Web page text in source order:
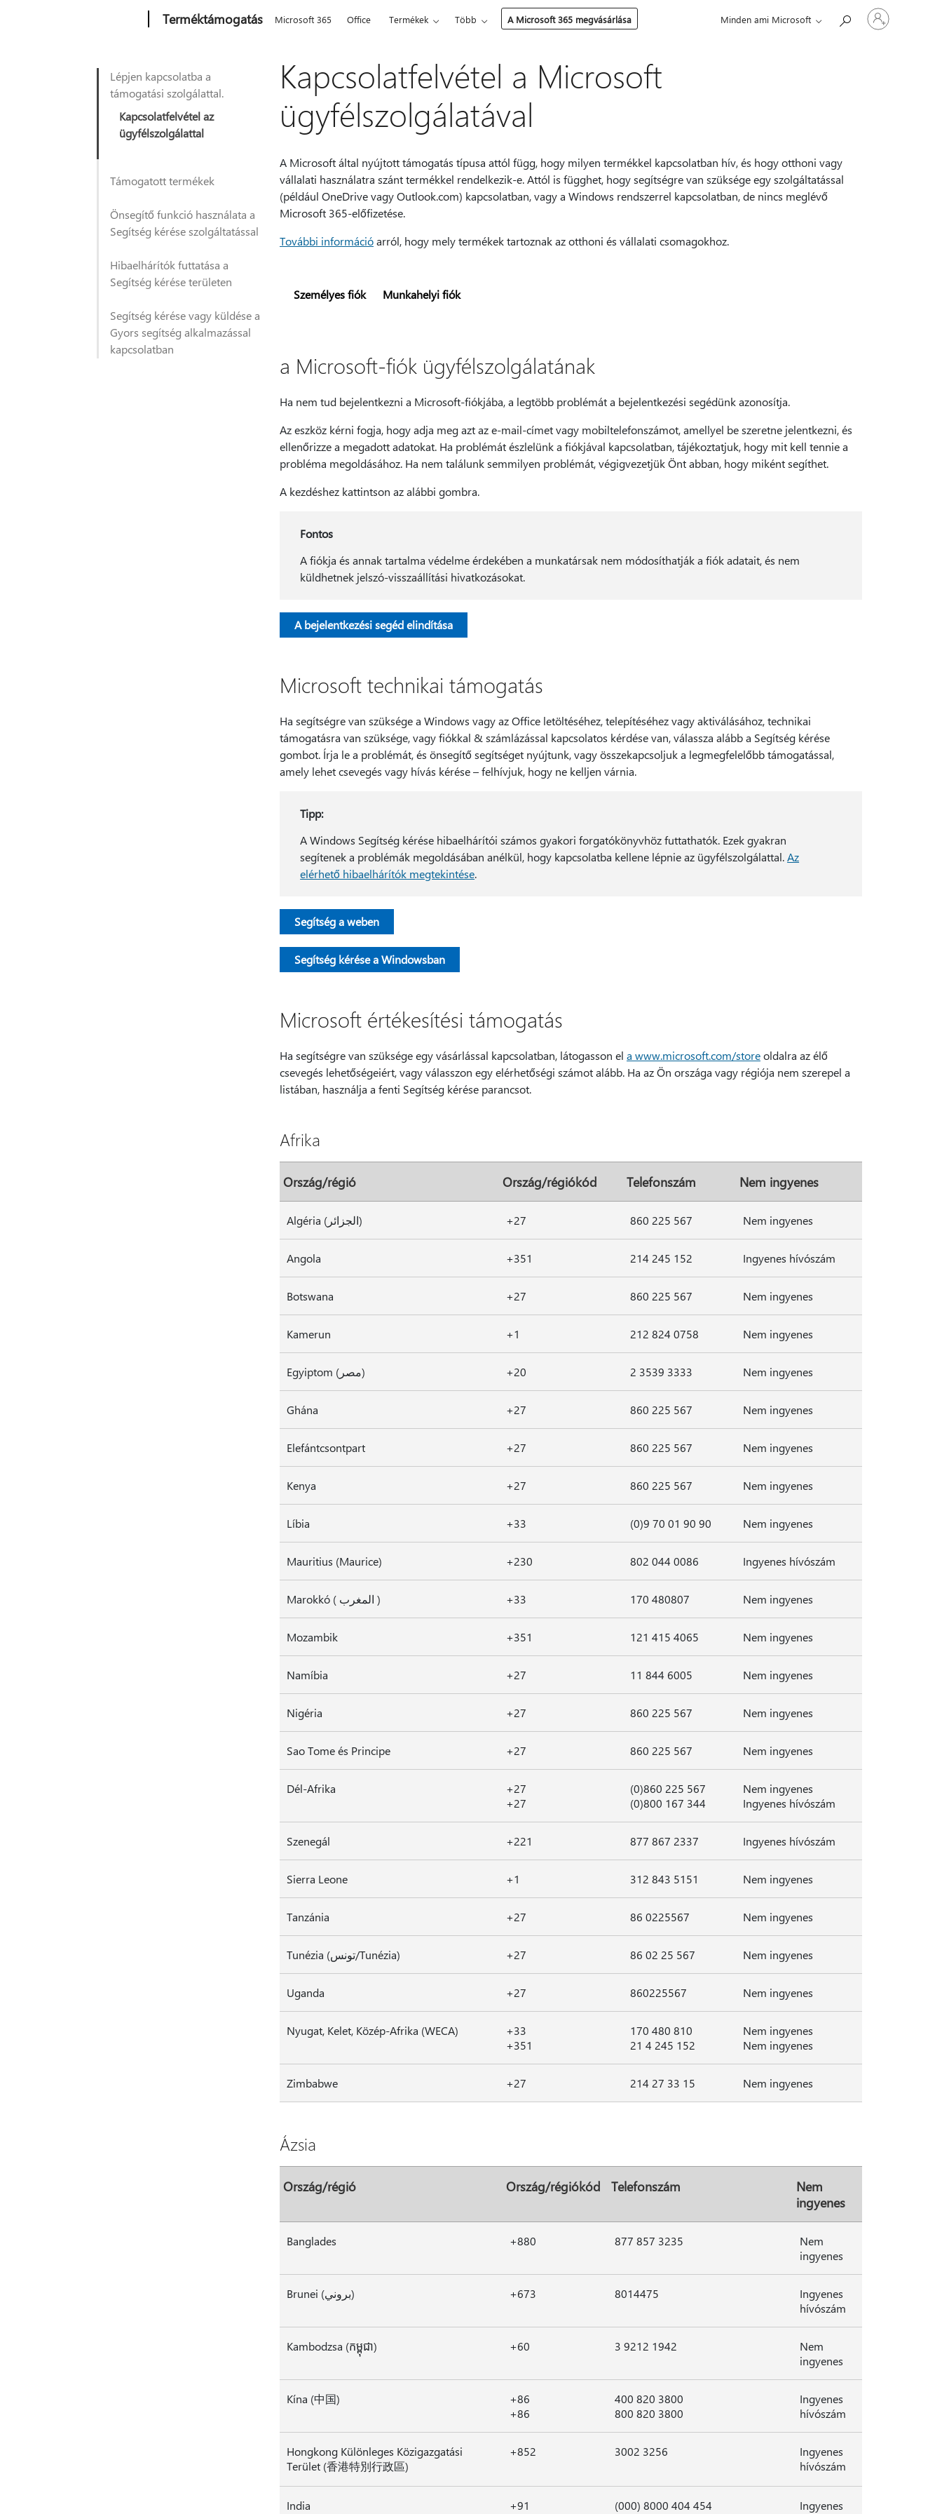
Terméktámogatás Microsoft 365 Office Termékek Több A Microsoft 365 megvásárlása Minden ami Microsoft
Jelentkezzen
be
Lépjen kapcsolatba a
támogatási szolgálattal.
Kapcsolatfelvétel az
ügyfélszolgálattal
Támogatott termékek
Önsegítő funkció használata a
Segítség kérése szolgáltatással
Hibaelhárítók futtatása a
Segítség kérése területen
Segítség kérése vagy küldése a
Gyors segítség alkalmazással
kapcsolatban
Kapcsolatfelvétel a Microsoft
ügyfélszolgálatával
A Microsoft által nyújtott támogatás típusa attól függ, hogy milyen termékkel kapcsolatban hív, és hogy otthoni vagy
vállalati használatra szánt termékkel rendelkezik-e. Attól is függhet, hogy segítségre van szüksége egy szolgáltatással
(például OneDrive vagy Outlook.com) kapcsolatban, vagy a Windows rendszerrel kapcsolatban, de nincs meglévő
Microsoft 365-előfizetése.
További információarról, hogy mely termékek tartoznak az otthoni és vállalati csomagokhoz.
Személyes fiók Munkahelyi fiók
a Microsoft-fiók ügyfélszolgálatának
Ha nem tud bejelentkezni a Microsoft-fiókjába, a legtöbb problémát a bejelentkezési segédünk azonosítja.
Az eszköz kérni fogja, hogy adja meg azt az e-mail-címet vagy mobiltelefonszámot, amellyel be szeretne jelentkezni, és
ellenőrizze a megadott adatokat. Ha problémát észlelünk a fiókjával kapcsolatban, tájékoztatjuk, hogy mit kell tennie a
probléma megoldásához. Ha nem találunk semmilyen problémát, végigvezetjük Önt abban, hogy miként segíthet.
A kezdéshez kattintson az alábbi gombra.
Fontos
A fiókja és annak tartalma védelme érdekében a munkatársak nem módosíthatják a fiók adatait, és nem
küldhetnek jelszó-visszaállítási hivatkozásokat.
A bejelentkezési segéd elindítása
Microsoft technikai támogatás
Ha segítségre van szüksége a Windows vagy az Office letöltéséhez, telepítéséhez vagy aktiválásához, technikai
támogatásra van szüksége, vagy fiókkal & számlázással kapcsolatos kérdése van, válassza alább a Segítség kérése
gombot. Írja le a problémát, és önsegítő segítséget nyújtunk, vagy összekapcsoljuk a legmegfelelőbb támogatással,
amely lehet csevegés vagy hívás kérése – felhívjuk, hogy ne kelljen várnia.
Tipp:
A Windows Segítség kérése hibaelhárítói számos gyakori forgatókönyvhöz futtathatók. Ezek gyakran
segítenek a problémák megoldásában anélkül, hogy kapcsolatba kellene lépnie az ügyfélszolgálattal.Az
elérhető hibaelhárítók megtekintése.
Segítség a weben
Segítség kérése a Windowsban
Microsoft értékesítési támogatás
Ha segítségre van szüksége egy vásárlással kapcsolatban, látogasson el a www.microsoft.com/storeoldalra az élő
csevegés lehetőségeiért, vagy válasszon egy elérhetőségi számot alább. Ha az Ön országa vagy régiója nem szerepel a
listában, használja a fenti Segítség kérése parancsot.
Afrika
Ország/régió Ország/régiókód Telefonszám Nem ingyenes
Algéria (الجزائر) +27 860 225 567 Nem ingyenes
Angola +351 214 245 152 Ingyenes hívószám
Botswana +27 860 225 567 Nem ingyenes
Kamerun +1 212 824 0758 Nem ingyenes
Egyiptom (مصر) +20 2 3539 3333 Nem ingyenes
Ghána +27 860 225 567 Nem ingyenes
Elefántcsontpart +27 860 225 567 Nem ingyenes
Kenya +27 860 225 567 Nem ingyenes
Líbia +33 (0)9 70 01 90 90 Nem ingyenes
Mauritius (Maurice) +230 802 044 0086 Ingyenes hívószám
Marokkó ( المغرب ) +33 170 480807 Nem ingyenes
Mozambik +351 121 415 4065 Nem ingyenes
Namíbia +27 11 844 6005 Nem ingyenes
Nigéria +27 860 225 567 Nem ingyenes
Sao Tome és Principe +27 860 225 567 Nem ingyenes
Dél-Afrika
+27
+27
(0)860 225 567
(0)800 167 344
Nem ingyenes
Ingyenes hívószám
Szenegál +221 877 867 2337 Ingyenes hívószám
Sierra Leone +1 312 843 5151 Nem ingyenes
Tanzánia +27 86 0225567 Nem ingyenes
Tunézia (تونس/Tunézia) +27 86 02 25 567 Nem ingyenes
Uganda +27 860225567 Nem ingyenes
Nyugat, Kelet, Közép-Afrika (WECA)
+33
+351
170 480 810
21 4 245 152
Nem ingyenes
Nem ingyenes
Zimbabwe +27 214 27 33 15 Nem ingyenes
Ázsia
Ország/régió Ország/régiókód Telefonszám
Nem
ingyenes
Banglades +880 877 857 3235
Nem
ingyenes
Brunei (بروني) +673 8014475
Ingyenes
hívószám
Kambodzsa (កម្ពុជា) +60 3 9212 1942
Nem
ingyenes
Kína (中国)
+86
+86
400 820 3800
800 820 3800
Ingyenes
hívószám
Hongkong Különleges Közigazgatási
Terület (香港特別行政區)
+852 3002 3256
Ingyenes
hívószám
India +91 (000) 8000 404 454
Ingyenes